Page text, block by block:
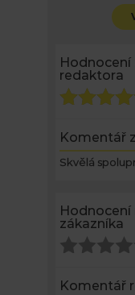
Hodnocení
redaktora
Komentář
Skvělá
zákazníka
Komentář